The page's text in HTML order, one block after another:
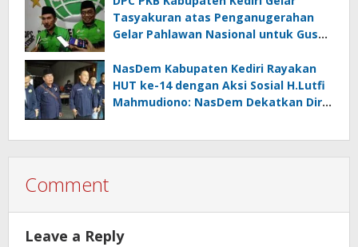
Tasyakuran atas Penganugerahan
Gelar Pahlawan Nasional untuk Gus
NasDem Kabupaten Kediri Rayakan
HUT ke-14 dengan Aksi Sosial H.Lutfi
Mahmudiono: NasDem Dekatkan Diri
Comment
Leave a Reply